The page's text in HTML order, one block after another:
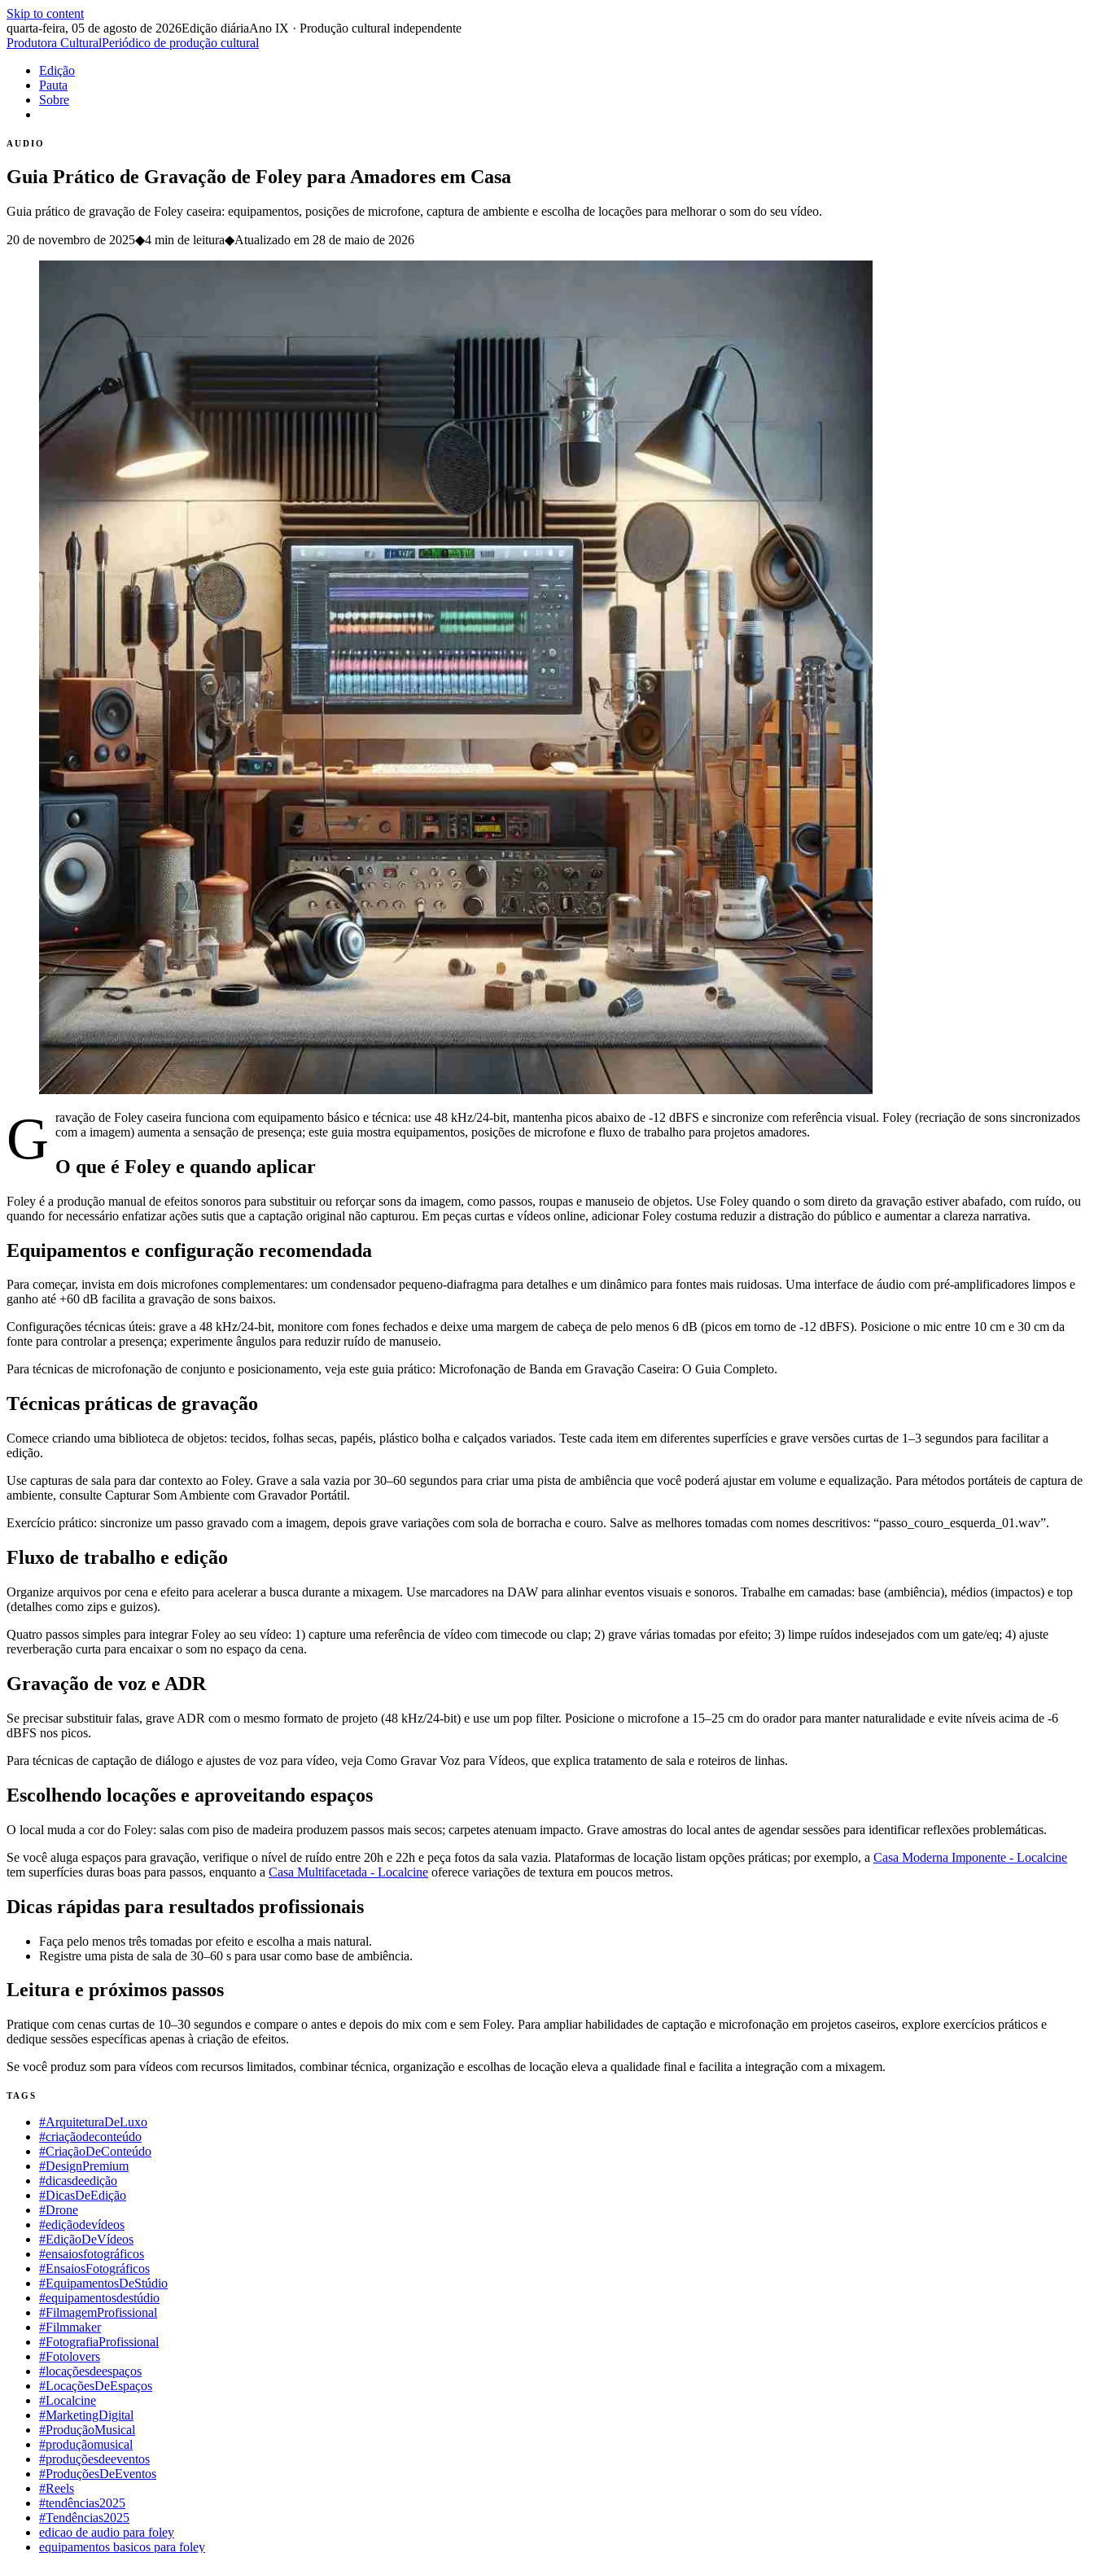
Skip to content
quarta-feira, 05 de agosto de 2026Edição diáriaAno IX · Produção cultural independente
Produtora CulturalPeriódico de produção cultural
Edição
Pauta
Sobre
AUDIO
Guia Prático de Gravação de Foley para Amadores em Casa
Guia prático de gravação de Foley caseira: equipamentos, posições de microfone, captura de ambiente e escolha de locações para melhorar o som do seu vídeo.
20 de novembro de 2025◆4 min de leitura◆Atualizado em 28 de maio de 2026
G ravação de Foley caseira funciona com equipamento básico e técnica: use 48 kHz/24‑bit, mantenha picos abaixo de -12 dBFS e sincronize com referência visual. Foley (recriação de sons sincronizados
com a imagem) aumenta a sensação de presença; este guia mostra equipamentos, posições de microfone e fluxo de trabalho para projetos amadores.
O que é Foley e quando aplicar
Foley é a produção manual de efeitos sonoros para substituir ou reforçar sons da imagem, como passos, roupas e manuseio de objetos. Use Foley quando o som direto da gravação estiver abafado, com ruído, ou
quando for necessário enfatizar ações sutis que a captação original não capturou. Em peças curtas e vídeos online, adicionar Foley costuma reduzir a distração do público e aumentar a clareza narrativa.
Equipamentos e configuração recomendada
Para começar, invista em dois microfones complementares: um condensador pequeno-diafragma para detalhes e um dinâmico para fontes mais ruidosas. Uma interface de áudio com pré‑amplificadores limpos e
ganho até +60 dB facilita a gravação de sons baixos.
Configurações técnicas úteis: grave a 48 kHz/24‑bit, monitore com fones fechados e deixe uma margem de cabeça de pelo menos 6 dB (picos em torno de -12 dBFS). Posicione o mic entre 10 cm e 30 cm da
fonte para controlar a presença; experimente ângulos para reduzir ruído de manuseio.
Para técnicas de microfonação de conjunto e posicionamento, veja este guia prático: Microfonação de Banda em Gravação Caseira: O Guia Completo.
Técnicas práticas de gravação
Comece criando uma biblioteca de objetos: tecidos, folhas secas, papéis, plástico bolha e calçados variados. Teste cada item em diferentes superfícies e grave versões curtas de 1–3 segundos para facilitar a
edição.
Use capturas de sala para dar contexto ao Foley. Grave a sala vazia por 30–60 segundos para criar uma pista de ambiência que você poderá ajustar em volume e equalização. Para métodos portáteis de captura de
ambiente, consulte Capturar Som Ambiente com Gravador Portátil.
Exercício prático: sincronize um passo gravado com a imagem, depois grave variações com sola de borracha e couro. Salve as melhores tomadas com nomes descritivos: “passo_couro_esquerda_01.wav”.
Fluxo de trabalho e edição
Organize arquivos por cena e efeito para acelerar a busca durante a mixagem. Use marcadores na DAW para alinhar eventos visuais e sonoros. Trabalhe em camadas: base (ambiência), médios (impactos) e top
(detalhes como zips e guizos).
Quatro passos simples para integrar Foley ao seu vídeo: 1) capture uma referência de vídeo com timecode ou clap; 2) grave várias tomadas por efeito; 3) limpe ruídos indesejados com um gate/eq; 4) ajuste
reverberação curta para encaixar o som no espaço da cena.
Gravação de voz e ADR
Se precisar substituir falas, grave ADR com o mesmo formato de projeto (48 kHz/24‑bit) e use um pop filter. Posicione o microfone a 15–25 cm do orador para manter naturalidade e evite níveis acima de -6
dBFS nos picos.
Para técnicas de captação de diálogo e ajustes de voz para vídeo, veja Como Gravar Voz para Vídeos, que explica tratamento de sala e roteiros de linhas.
Escolhendo locações e aproveitando espaços
O local muda a cor do Foley: salas com piso de madeira produzem passos mais secos; carpetes atenuam impacto. Grave amostras do local antes de agendar sessões para identificar reflexões problemáticas.
Se você aluga espaços para gravação, verifique o nível de ruído entre 20h e 22h e peça fotos da sala vazia. Plataformas de locação listam opções práticas; por exemplo, a Casa Moderna Imponente - Localcine
tem superfícies duras boas para passos, enquanto a Casa Multifacetada - Localcine oferece variações de textura em poucos metros.
Dicas rápidas para resultados profissionais
Faça pelo menos três tomadas por efeito e escolha a mais natural.
Registre uma pista de sala de 30–60 s para usar como base de ambiência.
Leitura e próximos passos
Pratique com cenas curtas de 10–30 segundos e compare o antes e depois do mix com e sem Foley. Para ampliar habilidades de captação e microfonação em projetos caseiros, explore exercícios práticos e
dedique sessões específicas apenas à criação de efeitos.
Se você produz som para vídeos com recursos limitados, combinar técnica, organização e escolhas de locação eleva a qualidade final e facilita a integração com a mixagem.
TAGS
#ArquiteturaDeLuxo
#criaçãodeconteúdo
#CriaçãoDeConteúdo
#DesignPremium
#dicasdeedição
#DicasDeEdição
#Drone
#ediçãodevídeos
#EdiçãoDeVídeos
#ensaiosfotográficos
#EnsaiosFotográficos
#EquipamentosDeStúdio
#equipamentosdestúdio
#FilmagemProfissional
#Filmmaker
#FotografiaProfissional
#Fotolovers
#locaçõesdeespaços
#LocaçõesDeEspaços
#Localcine
#MarketingDigital
#ProduçãoMusical
#produçãomusical
#produçõesdeeventos
#ProduçõesDeEventos
#Reels
#tendências2025
#Tendências2025
edicao de audio para foley
equipamentos basicos para foley